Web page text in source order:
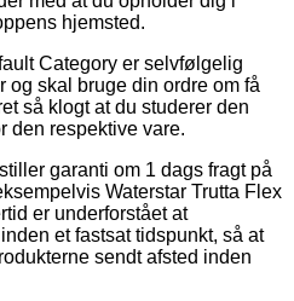
hjemsted.
Category er selvfølgelig
skal bruge din ordre om få
så klogt at du studerer den
den respektive vare.
garanti om 1 dags fragt på
Waterstar Trutta Flex
er underforstået at
et fastsat tidspunkt, så at
sendt afsted inden